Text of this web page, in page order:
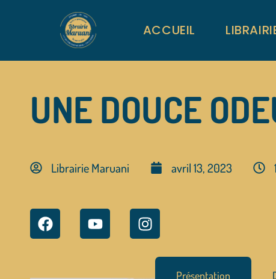
ACCUEIL
UNE DOUCE
Librairie Maruani avril 13, 2023
Présentation